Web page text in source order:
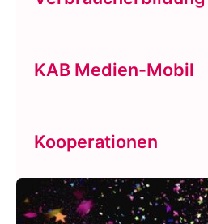
KAB Medien-Mobil
Kooperationen